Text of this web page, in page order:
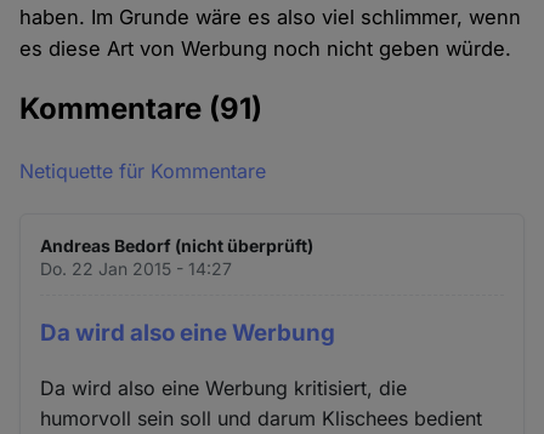
haben. Im Grunde wäre es also viel schlimmer, wenn
es diese Art von Werbung noch nicht geben würde.
Kommentare (91)
Netiquette für Kommentare
Andreas Bedorf (nicht überprüft)
Do. 22 Jan 2015 - 14:27
Da wird also eine Werbung
Da wird also eine Werbung kritisiert, die
humorvoll sein soll und darum Klischees bedient